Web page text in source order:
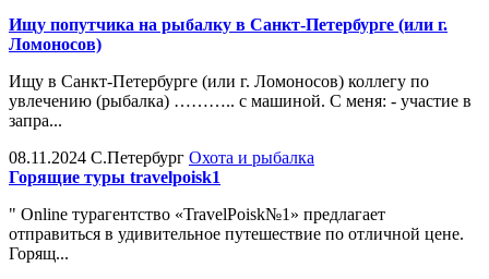
Ищу попутчика на рыбалку в Санкт-Петербурге (или г.
Ломоносов)
Ищу в Санкт-Петербурге (или г. Ломоносов) коллегу по
увлечению (рыбалка) ……….. с машиной. С меня: - участие в
запра...
08.11.2024 С.Петербург Охота и рыбалка
Горящие туры travelpoisk1
" Online турагентство «TravelPoisk№1» предлагает
отправиться в удивительное путешествие по отличной цене.
Горящ...